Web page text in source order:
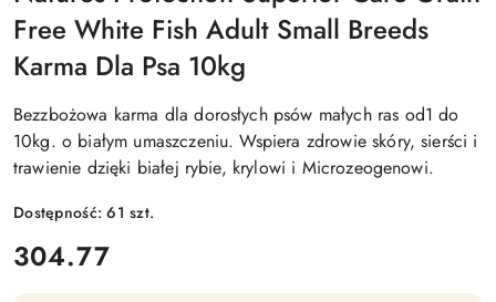
Free White Fish Adult Small Breeds
Karma Dla Psa 10kg
Bezzbożowa karma dla dorosłych psów małych ras od1 do
10kg. o białym umaszczeniu. Wspiera zdrowie skóry, sierści i
trawienie dzięki białej rybie, krylowi i Microzeogenowi.
Dostępność:61szt.
cena:
304.77